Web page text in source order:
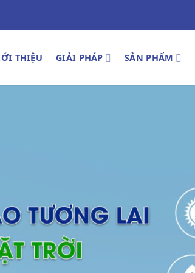
THIỆU GIẢI PHÁP SẢN PHẨM